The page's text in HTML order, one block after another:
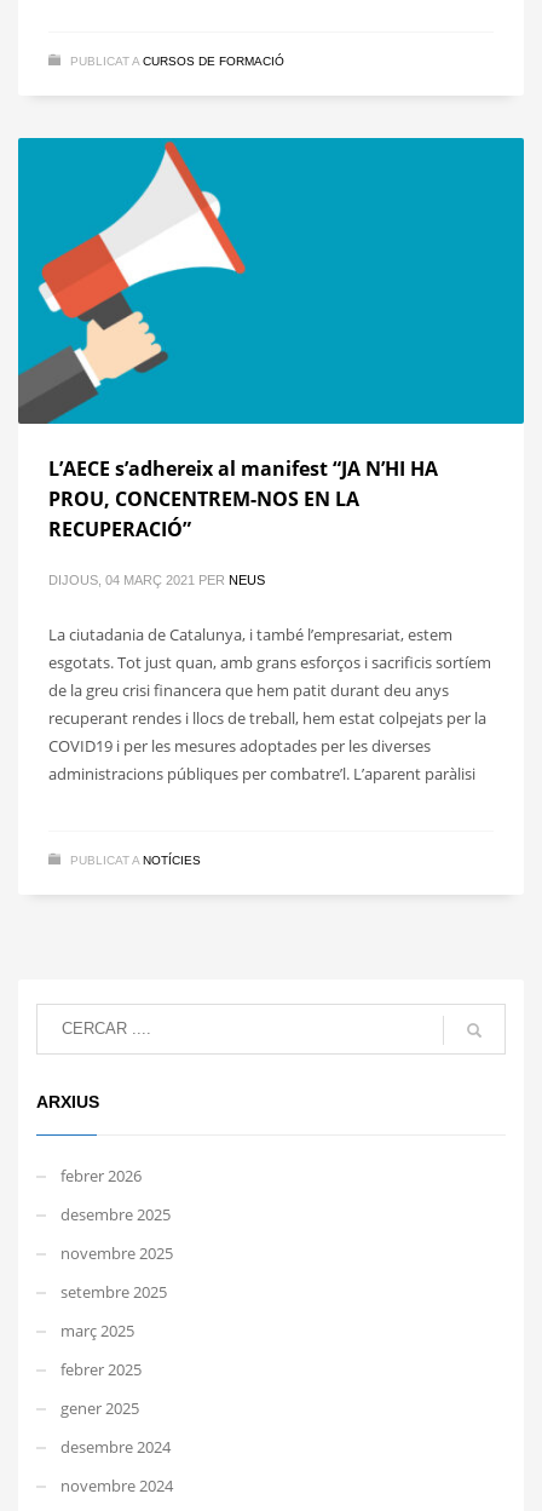
PUBLICAT A CURSOS DE FORMACIÓ
L’AECE s’adhereix al manifest “JA N’HI HA
PROU, CONCENTREM-NOS EN LA
RECUPERACIÓ”
DIJOUS, 04 MARÇ 2021 PER NEUS
La ciutadania de Catalunya, i també l’empresariat, estem
esgotats. Tot just quan, amb grans esforços i sacrificis sortíem
de la greu crisi financera que hem patit durant deu anys
recuperant rendes i llocs de treball, hem estat colpejats per la
COVID19 i per les mesures adoptades per les diverses
administracions públiques per combatre’l. L’aparent paràlisi
PUBLICAT A NOTÍCIES
ARXIUS
febrer 2026
desembre 2025
novembre 2025
setembre 2025
març 2025
febrer 2025
gener 2025
desembre 2024
novembre 2024